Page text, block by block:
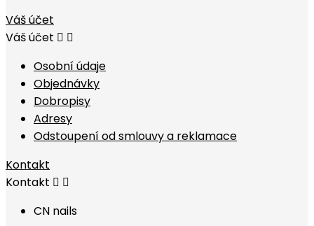
Váš účet
Váš účet  
Osobní údaje
Objednávky
Dobropisy
Adresy
Odstoupení od smlouvy a reklamace
Kontakt
Kontakt  
CN nails